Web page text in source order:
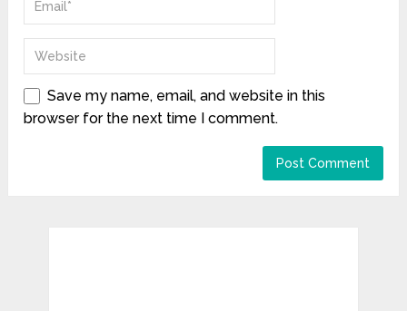
Save my name, email, and website in this
browser for the next time I comment.